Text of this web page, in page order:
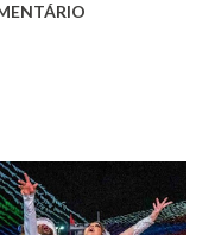
acabou com o
herança. Em
e casou-se com